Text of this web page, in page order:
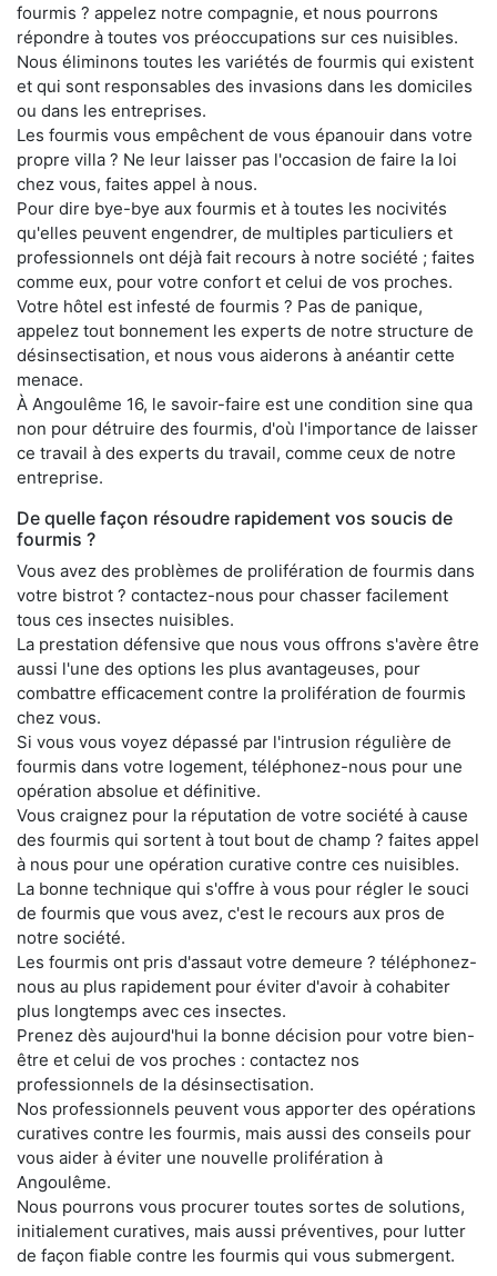
fourmis ? appelez notre compagnie, et nous pourrons
répondre à toutes vos préoccupations sur ces nuisibles.
Nous éliminons toutes les variétés de fourmis qui existent
et qui sont responsables des invasions dans les domiciles
ou dans les entreprises.
Les fourmis vous empêchent de vous épanouir dans votre
propre villa ? Ne leur laisser pas l'occasion de faire la loi
chez vous, faites appel à nous.
Pour dire bye-bye aux fourmis et à toutes les nocivités
qu'elles peuvent engendrer, de multiples particuliers et
professionnels ont déjà fait recours à notre société ; faites
comme eux, pour votre confort et celui de vos proches.
Votre hôtel est infesté de fourmis ? Pas de panique,
appelez tout bonnement les experts de notre structure de
désinsectisation, et nous vous aiderons à anéantir cette
menace.
À Angoulême 16, le savoir-faire est une condition sine qua
non pour détruire des fourmis, d'où l'importance de laisser
ce travail à des experts du travail, comme ceux de notre
entreprise.
De quelle façon résoudre rapidement vos soucis de
fourmis ?
Vous avez des problèmes de prolifération de fourmis dans
votre bistrot ? contactez-nous pour chasser facilement
tous ces insectes nuisibles.
La prestation défensive que nous vous offrons s'avère être
aussi l'une des options les plus avantageuses, pour
combattre efficacement contre la prolifération de fourmis
chez vous.
Si vous vous voyez dépassé par l'intrusion régulière de
fourmis dans votre logement, téléphonez-nous pour une
opération absolue et définitive.
Vous craignez pour la réputation de votre société à cause
des fourmis qui sortent à tout bout de champ ? faites appel
à nous pour une opération curative contre ces nuisibles.
La bonne technique qui s'offre à vous pour régler le souci
de fourmis que vous avez, c'est le recours aux pros de
notre société.
Les fourmis ont pris d'assaut votre demeure ? téléphonez-
nous au plus rapidement pour éviter d'avoir à cohabiter
plus longtemps avec ces insectes.
Prenez dès aujourd'hui la bonne décision pour votre bien-
être et celui de vos proches : contactez nos
professionnels de la désinsectisation.
Nos professionnels peuvent vous apporter des opérations
curatives contre les fourmis, mais aussi des conseils pour
vous aider à éviter une nouvelle prolifération à
Angoulême.
Nous pourrons vous procurer toutes sortes de solutions,
initialement curatives, mais aussi préventives, pour lutter
de façon fiable contre les fourmis qui vous submergent.